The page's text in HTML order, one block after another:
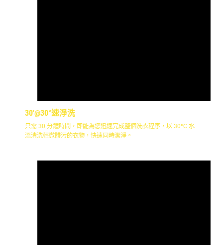
30'@30°速淨洗
只需 30 分鐘時間，即能為您迅速完成整個洗衣程序，以 30ºC 水
溫清洗輕微髒污的衣物，快速同時潔淨。